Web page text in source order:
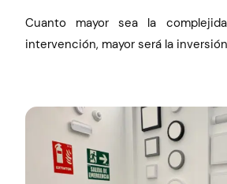
Cuanto mayor sea la
intervención, mayor será la